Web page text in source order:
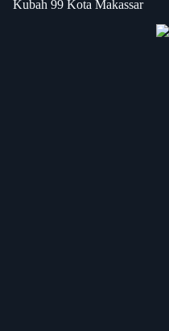
Kubah 99 Kota Makassar